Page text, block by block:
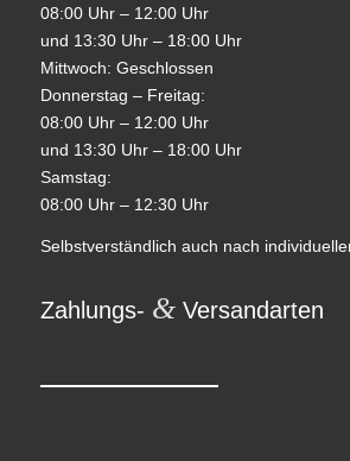
08:00 Uhr – 12:00 Uhr
und 13:30 Uhr – 18:00 Uhr
Mittwoch: Geschlossen
Donnerstag – Freitag:
08:00 Uhr – 12:00 Uhr
und 13:30 Uhr – 18:00 Uhr
Samstag:
08:00 Uhr – 12:30 Uhr
Selbstverständlich auch nach
Zahlungs- &Versandarten